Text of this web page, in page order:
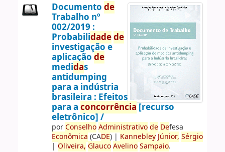
Documento de
Trabalho nº
002/2019 :
Probabilidadede
investigação e
aplicação de
medidas
antidumping
para a indústria
brasileira : Efeitos
para a concorrência [recurso
eletrônico] /
porConselho Administrativo de Defesa
Econômica (CADE)| Kannebley Júnior, Sérgio
| Oliveira, Glauco Avelino Sampaio.